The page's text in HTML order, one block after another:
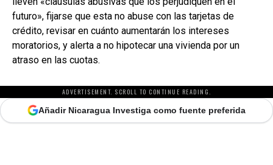
futuro», fijarse que esta no abuse con las tarjetas de
crédito, revisar en cuánto aumentarán los intereses
moratorios, y alerta a no hipotecar una vivienda por un
atraso en las cuotas.
ADVERTISEMENT. SCROLL TO CONTINUE READING.
Añadir Nicaragua Investiga como fuente preferida